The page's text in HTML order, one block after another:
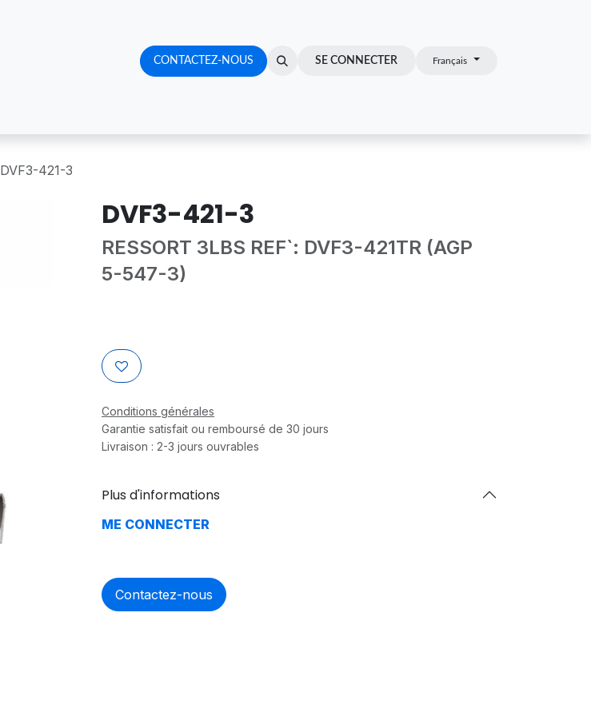
CATALOGUE DE PRODUITS RENDEZ-VOUS
CONTACTEZ-NOUS SE CONNECTER Français
DVF3-421-3
DVF3-421-3
RESSORT 3LBS REF`: DVF3-421TR (AGP
5-547-3)
Conditions générales
Garantie satisfait ou remboursé de 30 jours
Livraison : 2-3 jours ouvrables
Plus d'informations
ME CONNECTER
Contactez-nous